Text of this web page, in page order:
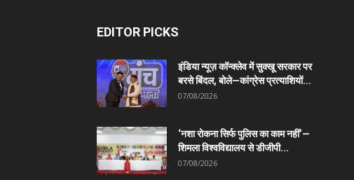
EDITOR PICKS
इंडिया न्यूज़ कॉन्क्लेव में सुक्खू सरकार पर
बरसे बिंदल, बोले—कांग्रेस प्रत्याशियों...
07/08/2026
‘नशा रोकना सिर्फ पुलिस का काम नहीं’—
शिमला विश्वविद्यालय से डीजीपी...
07/08/2026